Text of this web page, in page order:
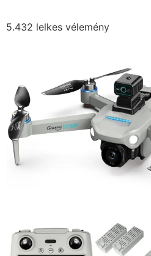
5.432 lelkes vélemény